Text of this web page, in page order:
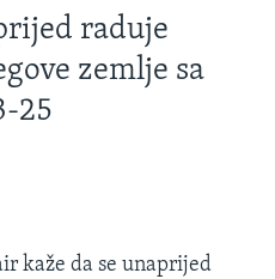
raduje
zemlje sa
25
kaže da se unaprijed